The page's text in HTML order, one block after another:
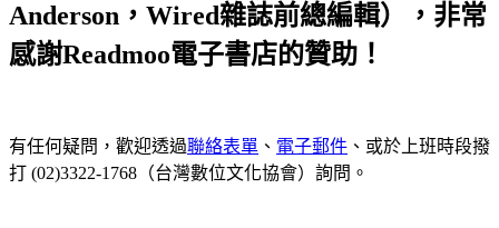
Anderson，Wired雜誌前總編輯），非常
感謝Readmoo電子書店的贊助！
有任何疑問，歡迎透過聯絡表單 、 電子郵件 、或於上班時段撥
打 (02)3322-1768（台灣數位文化協會）詢問。